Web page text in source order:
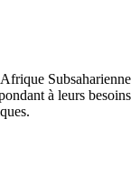
Subsaharienne
à leurs besoins